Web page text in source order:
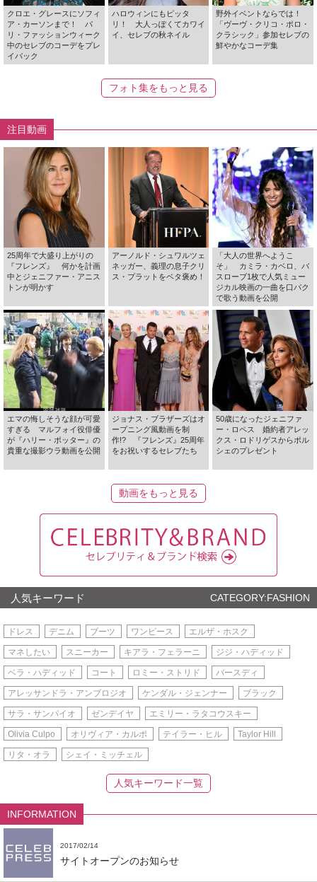
クロエ・グレースにソフィ
ア・カーソンまで！ パ
リ・ファッションウィーク
中のセレブのコーデをプレ
イバック
ハロウィンにもピッタ
リ！ 大人っぽくてカワイ
イ、セレブの秋ネイル
野外イベントならでは！
「ヴーヴ・クリコ・ポロ・
クラシック」参加セレブの
鮮やかなコーデ集
フォト集をもっと見る
注目動画
25周年で大盛り上がりの
『フレンズ』 何かを計画
中とジェニファー・アニス
トンが明かす
アーノルド・シュワルツェ
ネッガー、義理の息子クリ
ス・プラットをベタ褒め！
「大人の世界へようこ
そ」 カミラ・カベロ、バ
スローブ1枚で人気ミュー
ジカル映画の一曲を口パク
で歌う動画を公開
エマの悔しそうな顔が可愛
すぎる マルフォイ役俳優
が『ハリー・ポッター』の
貴重な撮影ウラ動画を公開
ジョナス・ブラザーズはオ
ープニング風動画を制
作!? 『フレンズ』25周年
をお祝いするセレブたち
50歳になったジェニファ
ー・ロペス 婚約者アレッ
クス・ロドリゲスからポル
シェのプレゼント
動画をもっと見る
人気キーワード CATEGORY:FASHION
ドレス デニム ブーツ ワンピース エルザ・ホスク
マネしたい スニーカー キアラ・フェラーニ ジジ・ハディッド
ベラ・ハディッド コート ロミー・ストリド バースディ
アレッサンドラ・アンブロジオ ケンダル・ジェンナー ブラック
サラ・サンパイオ ゼンデイヤ エミリー・ラタコウスキー
Olivia Culpo オリヴィア・カルポ テイラー・ヒル Taylor Hill
リタ・オラ シェイ・ミッチェル
人気キーワード一覧
INFORMATION
2017/02/14
サイトオープンのお知らせ